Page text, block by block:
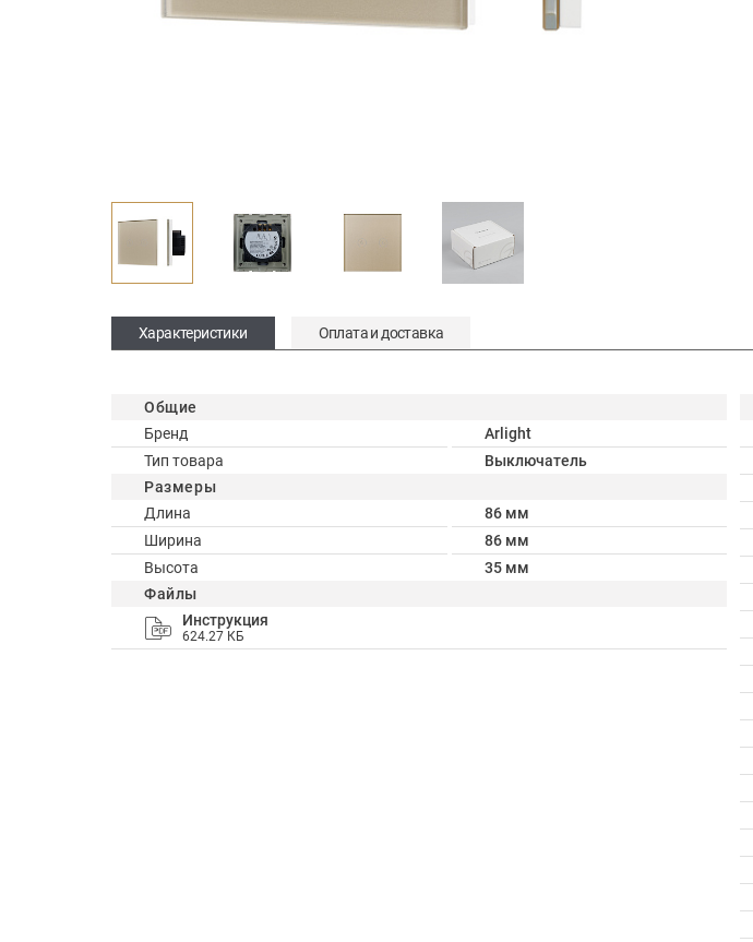
Характеристики Оплата и доставка
Общие
Бренд
Arlight
Тип товара
Выключатель
Размеры
Длина
86 мм
Ширина
86 мм
Высота
35 мм
Файлы
Инструкция
624.27 КБ